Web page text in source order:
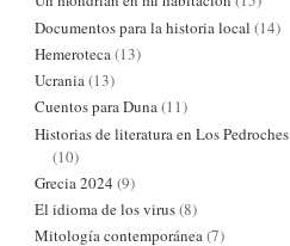
Documentos para la historia local (14)
Hemeroteca(13)
Ucrania(13)
Cuentos para Duna(11)
Historias de literatura en Los Pedroches
(10)
Grecia 2024 (9)
El idioma de los virus(8)
Mitología contemporánea(7)